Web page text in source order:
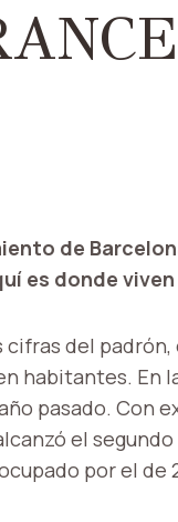
de
es donde
cifras del
habitantes. En
pasado. Con
el
por el de